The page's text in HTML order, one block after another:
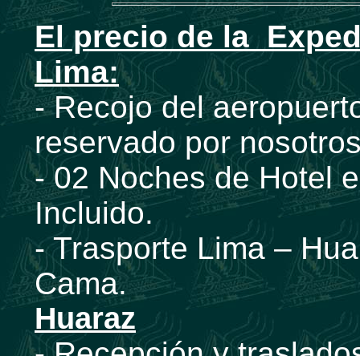
El precio de la
Lima:
- Recojo del
reservado por
- 02 Noches de Hotel
Incluido.
- Trasporte Lima –
Cama.
Huaraz